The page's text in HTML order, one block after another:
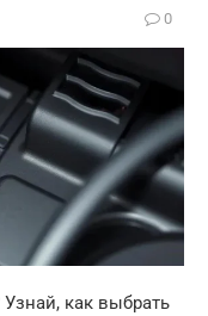
0
как выбрать